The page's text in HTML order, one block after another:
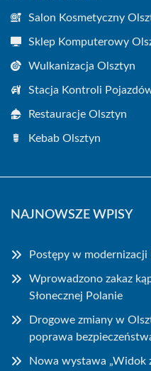
Salon Kosmetyczny
Sklep Komputerowy
Wulkanizacja Olsztyn
Stacja Kontroli
Restauracje Olsztyn
Kebab Olsztyn
NAJNOWSZE WPISY
Postępy w modernizacji
Wprowadzono zakaz
Słonecznej Polanie
Drogowe zmiany w
poprawa
Nowa wystawa „Widok